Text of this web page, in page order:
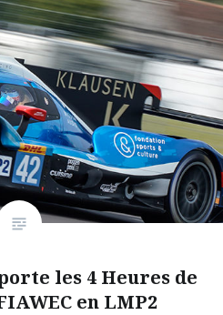
les 4 Heures de
en LMP2